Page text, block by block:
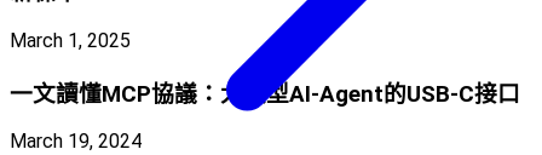
March 1, 2025
一文讀懂MCP協議：大模型AI-Agent的USB-C接口
March 19, 2024